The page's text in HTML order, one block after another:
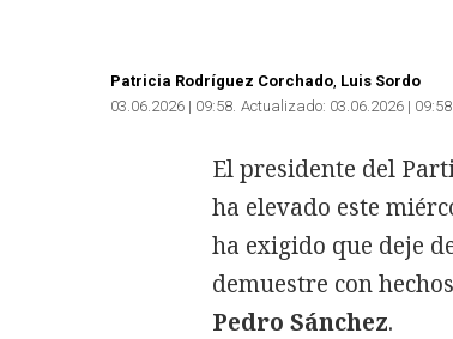
Patricia Rodríguez Corchado Luis Sordo
03.06.2026 | 09:58 Actualizado: 03.06.2026 | 09:58
El presidente del
ha elevado este
ha exigido que deje
demuestre con
Pedro Sánchez.